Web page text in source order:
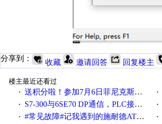
分享到： 收藏 邀请回答 回复楼主
楼主最近还看过
· 送积分啦！参加7月6日菲尼克斯在线研讨会即得 ·
· S7-300与6SE70 DP通信，PLC接收到数据不稳定 ·
· #常见故障#记我遇到的施耐德ATV12变频器故障 ·